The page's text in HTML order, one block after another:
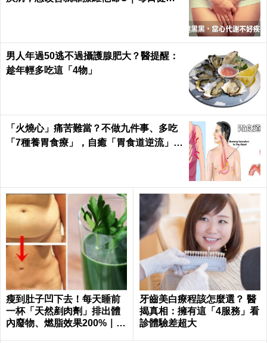
男人年過50逃不過攝護腺肥大？醫提醒：
趁年輕多吃這「4物」
「火燒心」痛苦難當？不做九件事、多吃
「7種養胃食療」，自癒「胃食道逆流」不
瘦到肚子凹下去！每天睡前
一杯「天然剷肉劑」排出體
內廢物、燃脂效果200%｜每
牙齒美白療程該怎麼選？ 醫
揭真相：擁有這「4服務」看
診體驗差超大